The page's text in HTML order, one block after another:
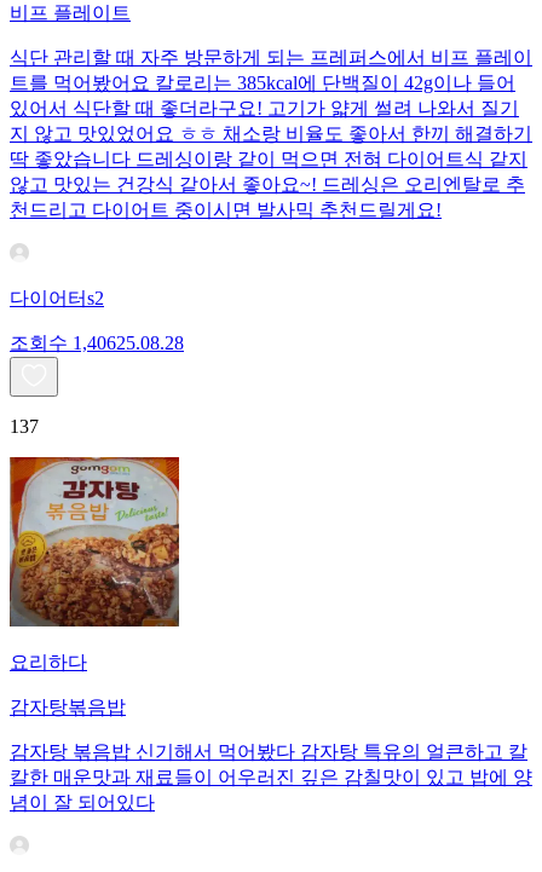
비프 플레이트
식단 관리할 때 자주 방문하게 되는 프레퍼스에서 비프 플레이
트를 먹어봤어요 칼로리는 385kcal에 단백질이 42g이나 들어
있어서 식단할 때 좋더라구요! 고기가 얇게 썰려 나와서 질기
지 않고 맛있었어요 ㅎㅎ 채소랑 비율도 좋아서 한끼 해결하기
딱 좋았습니다 드레싱이랑 같이 먹으면 전혀 다이어트식 같지
않고 맛있는 건강식 같아서 좋아요~! 드레싱은 오리엔탈로 추
천드리고 다이어트 중이시면 발사믹 추천드릴게요!
다이어터s2
조회수 1,40625.08.28
137
요리하다
감자탕볶음밥
감자탕 볶음밥 신기해서 먹어봤다 감자탕 특유의 얼큰하고 칼
칼한 매운맛과 재료들이 어우러진 깊은 감칠맛이 있고 밥에 양
념이 잘 되어있다